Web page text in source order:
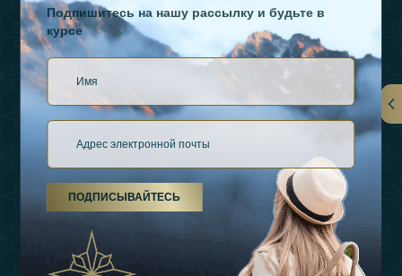
О Нас
Виды Отдыха
Подпишитесь на нашу рассылку и будьте в
курсе
ПОДПИСЫВАЙТЕСЬ